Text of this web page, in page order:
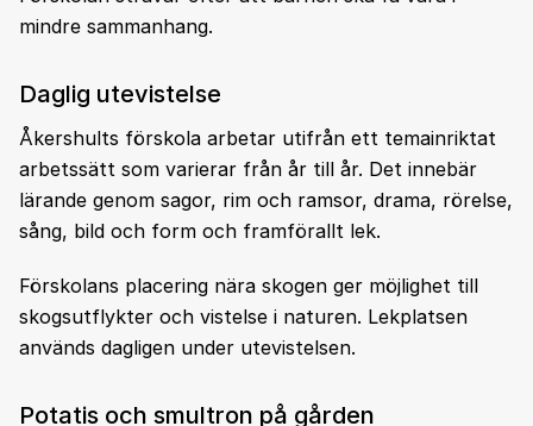
mindre sammanhang.
Daglig utevistelse
Åkershults förskola arbetar utifrån ett temainriktat
arbetssätt som varierar från år till år. Det innebär
lärande genom sagor, rim och ramsor, drama, rörelse,
sång, bild och form och framförallt lek.
Förskolans placering nära skogen ger möjlighet till
skogsutflykter och vistelse i naturen. Lekplatsen
används dagligen under utevistelsen.
Potatis och smultron på gården